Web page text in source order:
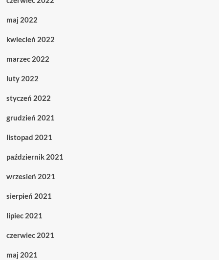
maj 2022
kwiecień 2022
marzec 2022
luty 2022
styczeń 2022
grudzień 2021
listopad 2021
październik 2021
wrzesień 2021
sierpień 2021
lipiec 2021
czerwiec 2021
maj 2021